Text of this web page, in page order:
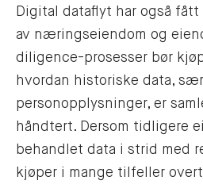
Digital dataflyt har også
av næringseiendom og
diligence-prosesser bør
hvordan historiske data,
personopplysninger, er
håndtert. Dersom tidligere
behandlet data i strid med
kjøper i mange tilfeller